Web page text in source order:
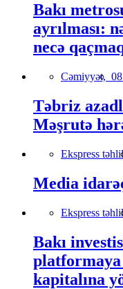
Bakı
ayrılması:
necə
Cəmiyyət,
Təbriz
Məşrutə
Ekspress
Media
Ekspress
Bakı
kapitalına